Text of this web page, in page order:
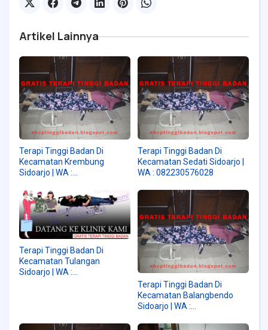
Artikel Lainnya
Terapi Tinggi Badan Di
Kecamatan Krembung
Sidoarjo | WA :
Terapi Tinggi Badan Di
Kecamatan Sedati Sidoarjo |
WA : 082230576028
Terapi Tinggi Badan Di
Kecamatan Tulangan
Sidoarjo | WA :
Terapi Tinggi Badan Di
Kecamatan Balangbendo
Sidoarjo | WA :